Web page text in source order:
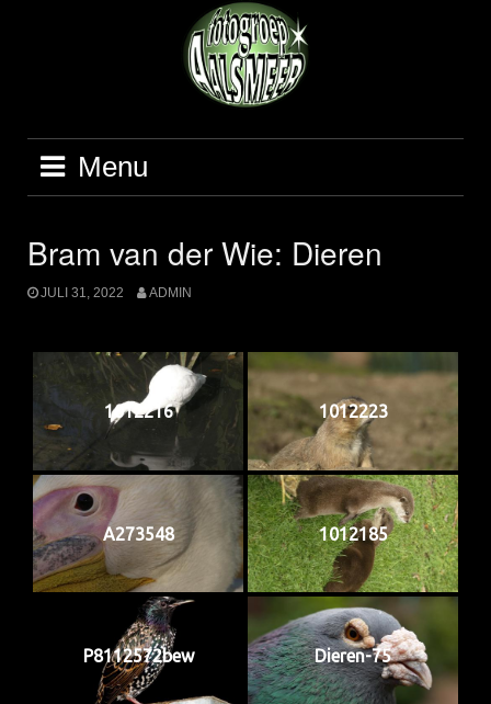
Menu
Bram van der Wie: Dieren
JULI 31, 2022 ADMIN
1012216 1012223
A273548 1012185
P8112572bew Dieren-75